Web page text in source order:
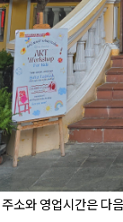
소와 영업시간은 다